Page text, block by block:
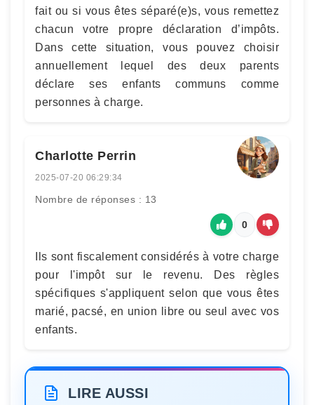
fait ou si vous êtes séparé(e)s, vous remettez
chacun votre propre déclaration d’impôts.
Dans cette situation, vous pouvez choisir
annuellement lequel des deux parents
déclare ses enfants communs comme
personnes à charge.
Charlotte Perrin
2025-07-20 06:29:34
Nombre de réponses : 13
0
Ils sont fiscalement considérés à votre charge
pour l'impôt sur le revenu. Des règles
spécifiques s'appliquent selon que vous êtes
marié, pacsé, en union libre ou seul avec vos
enfants.
LIRE AUSSI